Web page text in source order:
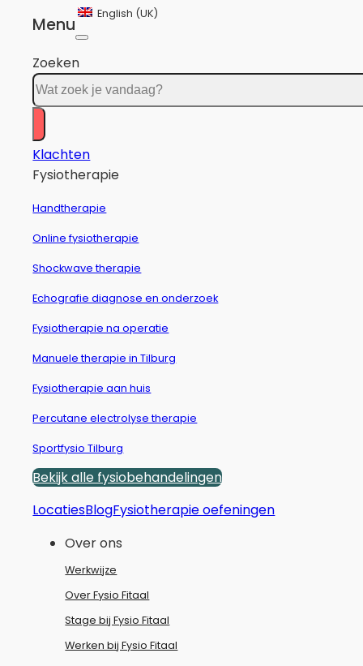
Menu
English (UK)
Zoeken
Klachten
Fysiotherapie
Handtherapie
Online fysiotherapie
Shockwave therapie
Echografie diagnose en onderzoek
Fysiotherapie na operatie
Manuele therapie in Tilburg
Fysiotherapie aan huis
Percutane electrolyse therapie
Sportfysio Tilburg
Bekijk alle fysiobehandelingen
LocatiesBlogFysiotherapie oefeningen
Over ons
Werkwijze
Over Fysio Fitaal
Stage bij Fysio Fitaal
Werken bij Fysio Fitaal